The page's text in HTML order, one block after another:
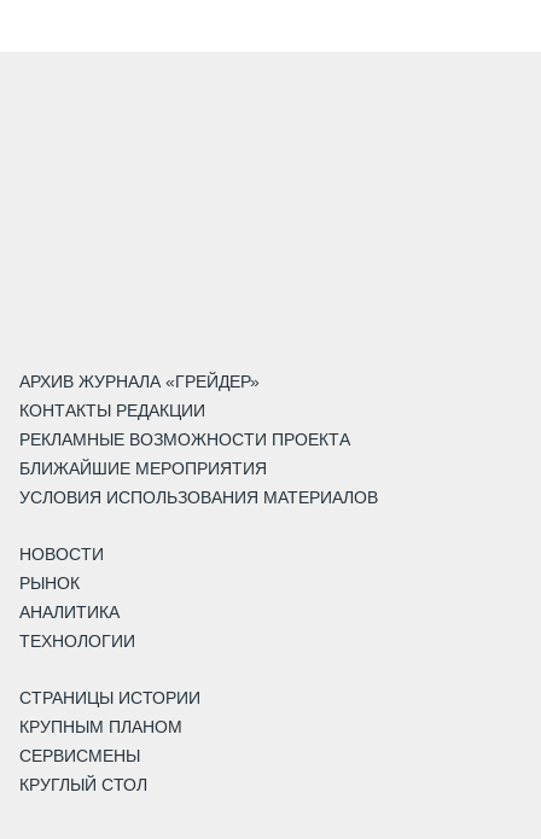
АРХИВ ЖУРНАЛА «ГРЕЙДЕР»
КОНТАКТЫ РЕДАКЦИИ
РЕКЛАМНЫЕ ВОЗМОЖНОСТИ ПРОЕКТА
БЛИЖАЙШИЕ МЕРОПРИЯТИЯ
УСЛОВИЯ ИСПОЛЬЗОВАНИЯ МАТЕРИАЛОВ
НОВОСТИ
РЫНОК
АНАЛИТИКА
ТЕХНОЛОГИИ
СТРАНИЦЫ ИСТОРИИ
КРУПНЫМ ПЛАНОМ
СЕРВИСМЕНЫ
КРУГЛЫЙ СТОЛ